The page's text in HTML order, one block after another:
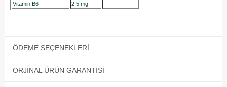
Vitamin B6
2.5 mg
ÖDEME SEÇENEKLERI
ORJINAL ÜRÜN GARANTISI